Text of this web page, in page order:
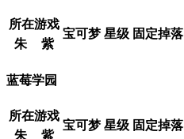
所在游戏
宝可梦 星级 固定掉落
朱
紫
蓝莓学园
所在游戏
宝可梦 星级 固定掉落
朱
紫